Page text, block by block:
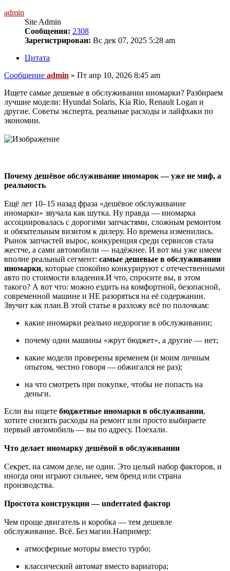
admin
Site Admin
Сообщения: 2308
Зарегистрирован: Вс дек 07, 2025 5:28 am
Цитата
Сообщение admin » Пт апр 10, 2026 8:45 am
Ищете самые дешевые в обслуживании иномарки? Разбираем
лучшие модели: Hyundai Solaris, Kia Rio, Renault Logan и
другие. Советы эксперта, реальные расходы и лайфхаки по
экономии.
Почему дешёвое обслуживание иномарок — уже не миф, а
реальность
Ещё лет 10–15 назад фраза «дешёвое обслуживание
иномарки» звучала как шутка. Ну правда — иномарка
ассоциировалась с дорогими запчастями, сложным ремонтом
и обязательным визитом к дилеру. Но времена изменились.
Рынок запчастей вырос, конкуренция среди сервисов стала
жестче, а сами автомобили — надёжнее. И вот мы уже имеем
вполне реальный сегмент: самые дешевые в обслуживании
иномарки, которые спокойно конкурируют с отечественными
авто по стоимости владения.И что, спросите вы, в этом
такого? А вот что: можно ездить на комфортной, безопасной,
современной машине и НЕ разоряться на её содержании.
Звучит как план.В этой статье я разложу всё по полочкам:
какие иномарки реально недорогие в обслуживании;
почему одни машины «жрут бюджет», а другие — нет;
какие модели проверены временем (и моим личным
опытом, честно говоря — обжигался не раз);
на что смотреть при покупке, чтобы не попасть на
деньги.
Если вы ищете бюджетные иномарки в обслуживании,
хотите снизить расходы на ремонт или просто выбираете
первый автомобиль — вы по адресу. Поехали.
Что делает иномарку дешёвой в обслуживании
Секрет, на самом деле, не один. Это целый набор факторов, и
иногда они играют сильнее, чем бренд или страна
производства.
Простота конструкции — underrated фактор
Чем проще двигатель и коробка — тем дешевле
обслуживание. Всё. Без магии.Например:
атмосферные моторы вместо турбо;
классический автомат вместо вариатора;